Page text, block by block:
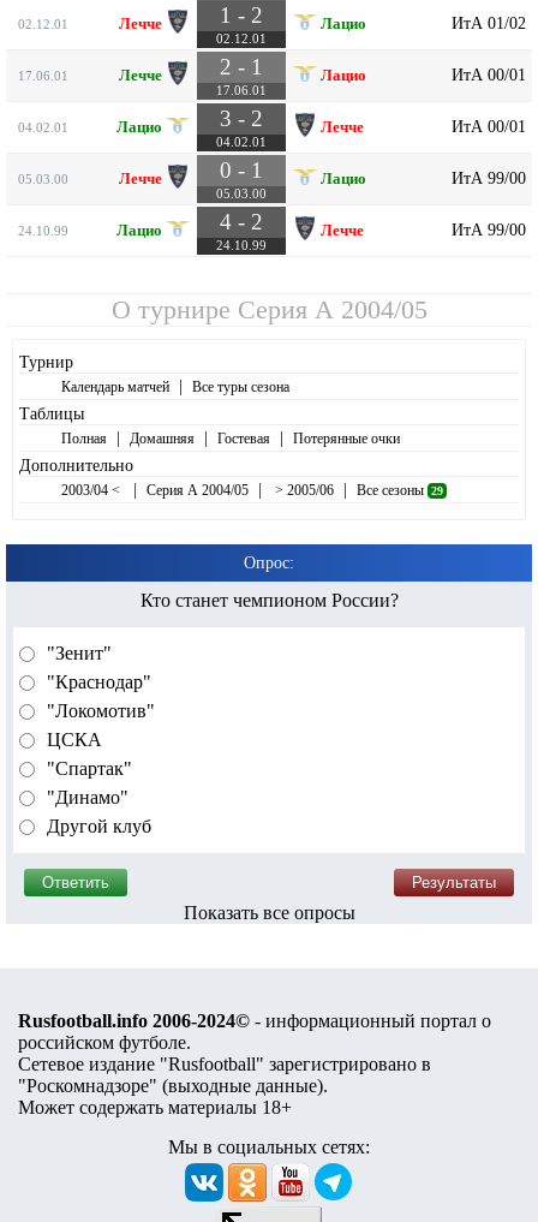
02.12.01 Лечче 1 - 2
02.12.01
Лацио ИтА 01/02
17.06.01 Лечче 2 - 1
17.06.01
Лацио ИтА 00/01
04.02.01 Лацио 3 - 2
04.02.01
Лечче ИтА 00/01
05.03.00 Лечче 0 - 1
05.03.00
Лацио ИтА 99/00
24.10.99 Лацио 4 - 2
24.10.99
Лечче ИтА 99/00
О турнире Серия А 2004/05
Турнир
Календарь матчей | Все туры сезона
Таблицы
Полная | Домашняя | Гостевая | Потерянные очки
Дополнительно
2003/04 < | Серия А 2004/05 | > 2005/06 | Все сезоны 29
Опрос:
Кто станет чемпионом России?
"Зенит"
"Краснодар"
"Локомотив"
ЦСКА
"Спартак"
"Динамо"
Другой клуб
Показать все опросы
Rusfootball.info 2006-2024© - информационный портал о
российском футболе.
Сетевое издание "Rusfootball" зарегистрировано в
"Роскомнадзоре" (выходные данные).
Может содержать материалы 18+
Мы в социальных сетях: